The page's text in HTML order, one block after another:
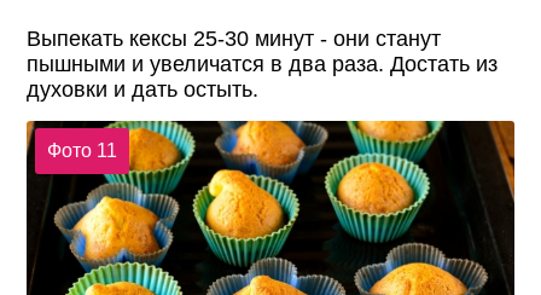
Выпекать кексы 25-30 минут - они станут
пышными и увеличатся в два раза. Достать из
духовки и дать остыть.
Фото 11